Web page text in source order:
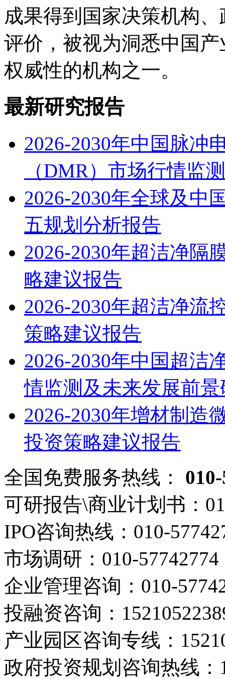
成果得到国家决策机构
评价，被视为洞悉中国
权威性的机构之一。
最新研究报告
2026-2030年中国脉冲
（DMR）市场行情监
2026-2030年全球及中
五规划分析报告
2026-2030年超洁净隔
略建议报告
2026-2030年超洁净流
策略建议报告
2026-2030年中国超洁
情监测及未来发展前
2026-2030年增材制造
投资策略建议报告
全国免费服务热线：
可研报告\商业计划书：
IPO咨询热线： 010-
市场调研： 010-57742774
企业管理咨询： 010-
投融资咨询：
产业园区咨询专线：
政府投资规划咨询热线：